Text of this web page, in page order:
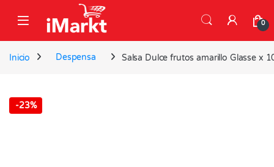
0
Inicio Despensa Salsa Dulce frutos amarillo Glasse x
-23%